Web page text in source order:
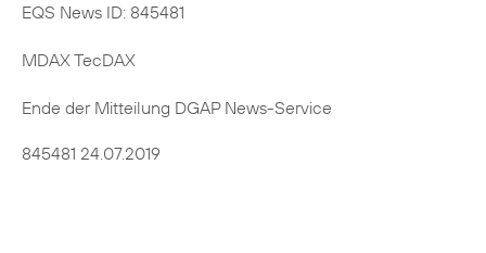
EQS News ID: 845481
MDAX TecDAX
Ende der Mitteilung DGAP News-Service
845481 24.07.2019